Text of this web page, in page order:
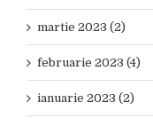
martie 2023 (2)
februarie 2023 (4)
ianuarie 2023 (2)